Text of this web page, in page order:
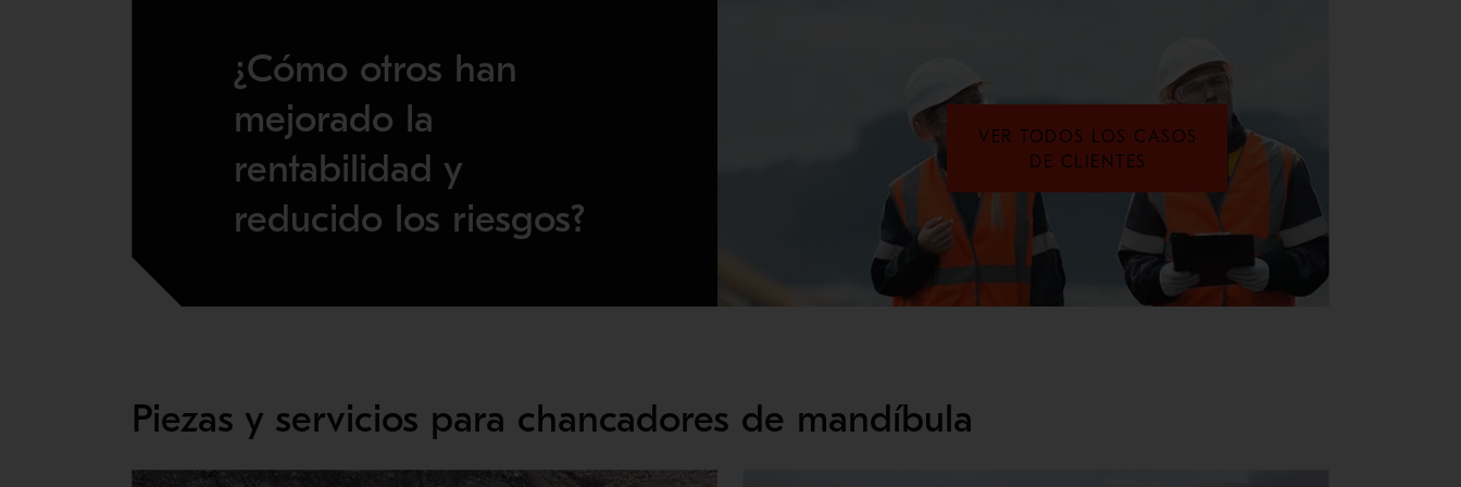
¿Cómo otros han
mejorado la
rentabilidad y
reducido los riesgos?
VER TODOS LOS CASOS
DE CLIENTES
Piezas y servicios para chancadores de mandíbula